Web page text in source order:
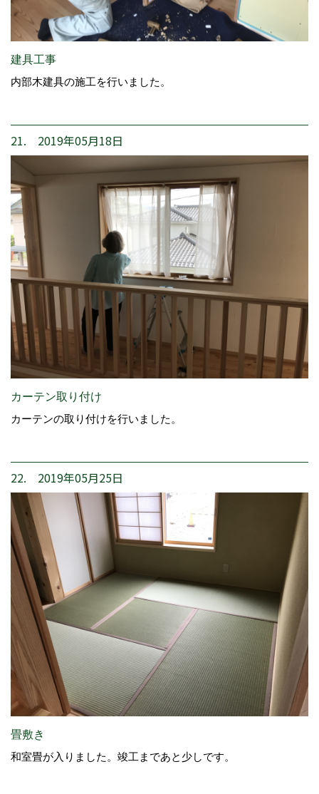
建具工事
内部木建具の施工を行いました。
21. 2019年05月18日
カーテン取り付け
カーテンの取り付けを行いました。
22. 2019年05月25日
畳敷き
和室畳が入りました。竣工まであと少しです。